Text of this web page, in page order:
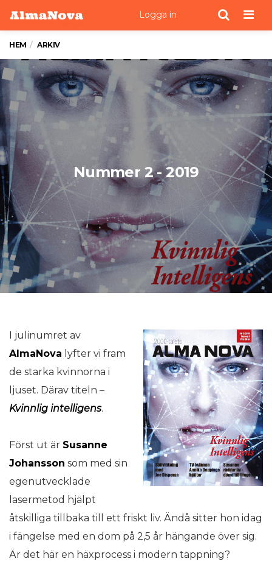
Logga in
HEM ARKIV
Nummer 2 - 2019
I julinumret av
AlmaNova lyfter vi fram
de starka kvinnorna i
ljuset. Därav titeln –
Kvinnlig intelligens.
Först ut är Susanne
Johansson som med sin
egenutvecklade
lasermetod hjälpt
åtskilliga tillbaka till ett friskt liv. Ändå sitter hon idag
i fängelse med en dom på 2,5 år hängande över sig.
Är det här en häxprocess i modern tappning?